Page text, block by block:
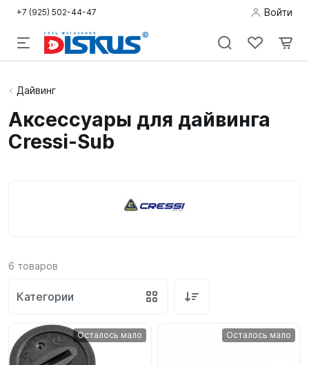
+7 (925) 502-44-47 Войти
Подводная
Дайвинг
SUP-
сёрфинг
Дайвинг
Аксессуары для дайвинга
Cressi-Sub
6 товаров
Категории
Осталось мало Осталось мало